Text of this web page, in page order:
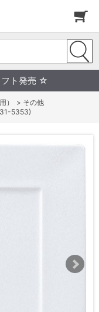
ト発売 ☆
） > その他
5353)